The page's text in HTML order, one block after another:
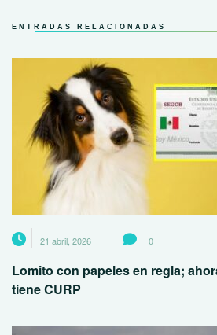
ENTRADAS RELACIONADAS
21 abril, 2026 0
Lomito con papeles en regla;
tiene CURP